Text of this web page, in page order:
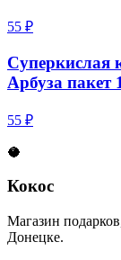
55 ₽
Суперкислая
Арбуза пакет
55 ₽
🥥
Кокос
Магазин
Донецке.